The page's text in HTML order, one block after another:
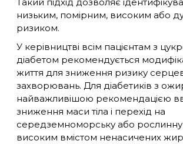
низьким, помірним, високим або
ризиком.
У керівництві всім пацієнтам з
діабетом рекомендується
життя для зниження ризику
захворювань. Для діабетиків з
найважливішою рекомендацією
зниження маси тіла і перехід на
середземноморську або рослинну
високим вмістом ненасичених